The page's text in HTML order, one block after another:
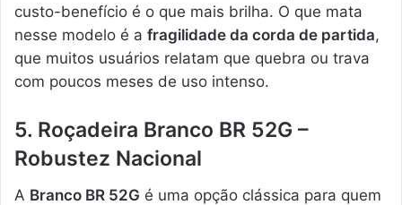
custo-benefício é o que mais brilha. O que mata
nesse modelo é a fragilidade da corda de partida,
que muitos usuários relatam que quebra ou trava
com poucos meses de uso intenso.
5. Roçadeira Branco BR 52G –
Robustez Nacional
A Branco BR 52G é uma opção clássica para quem